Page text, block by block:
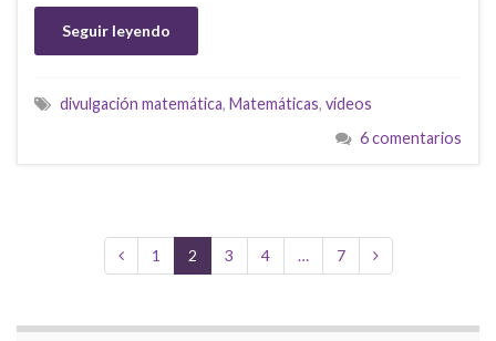
Seguir leyendo
divulgación matemática, Matemáticas, vídeos
6 comentarios
1 2 3 4 … 7